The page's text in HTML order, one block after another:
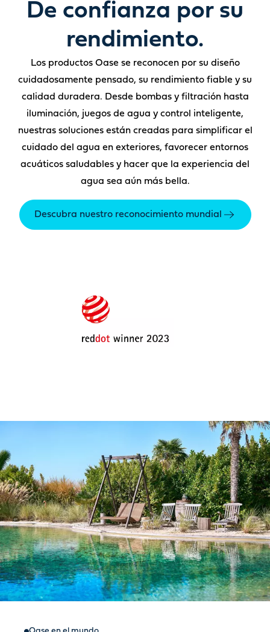
De confianza por su
rendimiento.
Los productos Oase se reconocen por su diseño
cuidadosamente pensado, su rendimiento fiable y su
calidad duradera. Desde bombas y filtración hasta
iluminación, juegos de agua y control inteligente,
nuestras soluciones están creadas para simplificar el
cuidado del agua en exteriores, favorecer entornos
acuáticos saludables y hacer que la experiencia del
agua sea aún más bella.
Descubra nuestro reconocimiento mundial